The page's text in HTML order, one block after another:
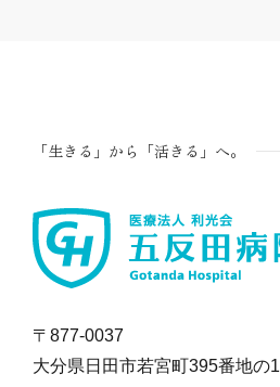
「生きる」から「活きる」へ。
〒877-0037
大分県日田市若宮町395番地の1